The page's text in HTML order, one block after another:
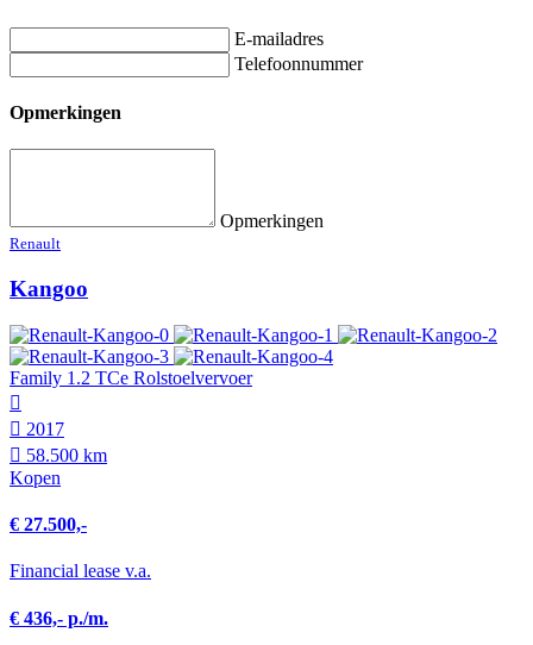
E-mailadres
Telefoonnummer
Opmerkingen
Opmerkingen
Renault
Kangoo
Family 1.2 TCe Rolstoelvervoer
2017
58.500 km
Kopen
€ 27.500,-
Financial lease v.a.
€ 436,- p./m.